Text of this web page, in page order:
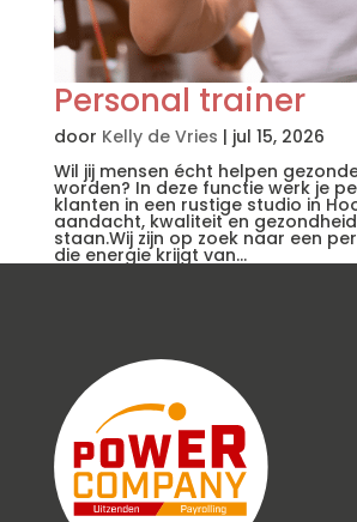
Personal trainer
door Kelly de Vries | jul 15, 2026
Wil jij mensen écht helpen
worden? In deze functie werk je
klanten in een rustige studio in
aandacht, kwaliteit en
staan.Wij zijn op zoek naar een
die energie krijgt van...